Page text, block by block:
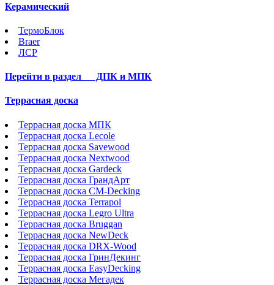
Керамический
ТермоБлок
Braer
ЛСР
Перейти в раздел ДПК и МПК
Террасная доска
Террасная доска МПК
Террасная доска Lecole
Террасная доска Savewood
Террасная доска Nextwood
Террасная доска Gardeck
Террасная доска ГрандАрт
Террасная доска CM-Decking
Террасная доска Terrapol
Террасная доска Legro Ultra
Террасная доска Bruggan
Террасная доска NewDeck
Террасная доска DRX-Wood
Террасная доска ГринДекинг
Террасная доска EasyDecking
Террасная доска Мегадек